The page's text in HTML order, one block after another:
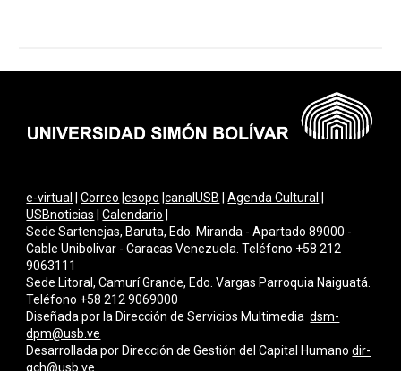
e-virtual |Correo |esopo |canalUSB |Agenda Cultural
USBnoticias |Calendario
Sede Sartenejas, Baruta, Edo. Miranda - Apartado 89000 -
Cable Unibolivar - Caracas Venezuela. Teléfono +58 212
9063111
Sede Litoral, Camurí Grande, Edo. Vargas Parroquia Naiguatá.
Teléfono +58 212 9069000
Diseñada por la Dirección de Servicios Multimediadsm-
dpm@usb.ve
Desarrollada por Dirección de Gestión del Capital Humano dir-
gch@usb.ve